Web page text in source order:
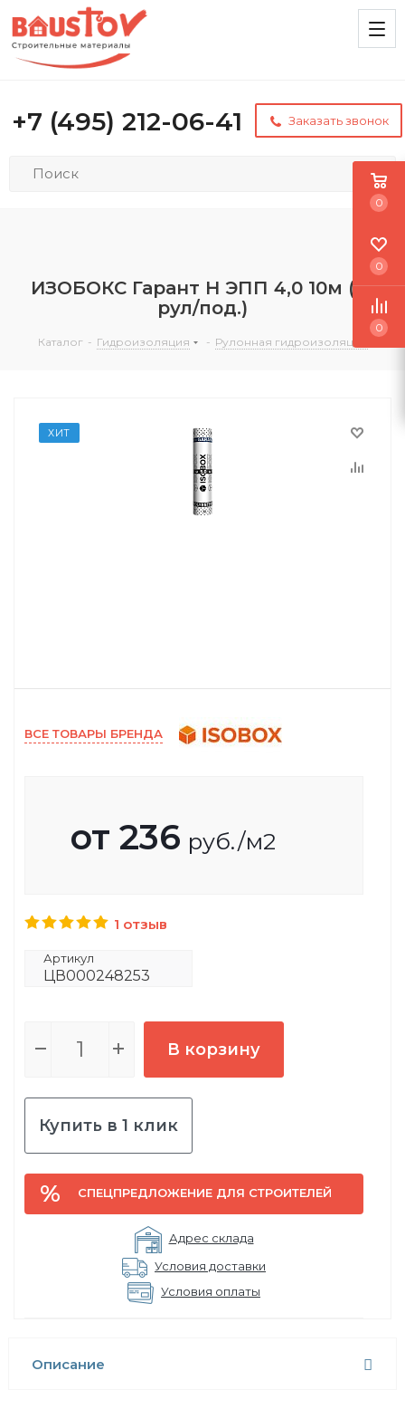
+7 (495) 212-06-41 Заказать звонок
ИЗОБОКС Гарант Н ЭПП 4,0 10м (25
рул/под.)
Каталог - Гидроизоляция - Рулонная гидроизоляция
ХИТ
ВСЕ ТОВАРЫ БРЕНДА
от 236 руб./м2
1 отзыв
Артикул
ЦВ000248253
В корзину
Купить в 1 клик
СПЕЦПРЕДЛОЖЕНИЕ ДЛЯ СТРОИТЕЛЕЙ
Адрес склада
Условия доставки
Условия оплаты
Описание
0
0
0